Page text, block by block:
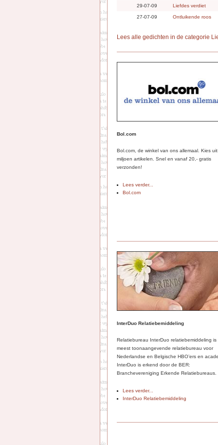
29-07-09 Liefdes verdiet
27-07-09 Ontluikende roos
Lees alle gedichten in de categorie
Bol.com
Bol.com, de winkel van ons allemaal. Kies
miljoen artikelen. Snel en vanaf 20,- gratis
verzonden!
Lees verder...
Bol.com
InterDuo Relatiebemiddeling
Relatiebureau InterDuo relatiebemiddeling is
meest toonaangevende relatiebureau voor
Nederlandse en Belgische HBO’ers en
InterDuo is erkend door de BER:
Branchevereniging Erkende Relatiebureaus.
Lees verder...
InterDuo Relatiebemiddeling